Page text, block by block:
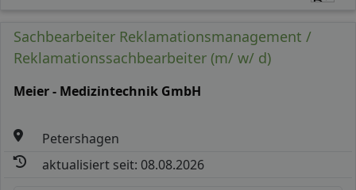
Sachbearbeiter Reklamationsmanagement /
Reklamationssachbearbeiter (m/ w/ d)
Meier - Medizintechnik GmbH
Petershagen
aktualisiert seit: 08.08.2026